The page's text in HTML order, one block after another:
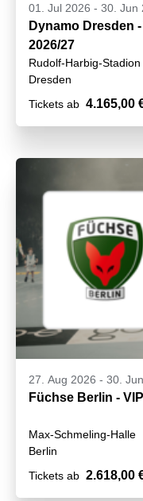
01. Jul 2026 - 30. Jun
Dynamo Dresden
2026/27
Rudolf-Harbig-Stadion
Dresden
Tickets ab 4.165,00
27. Aug 2026 - 30.
Füchse Berlin -
Max-Schmeling-Halle
Berlin
Tickets ab 2.618,00